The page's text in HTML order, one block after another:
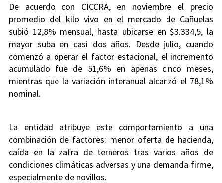
De acuerdo con CICCRA, en noviembre el precio
promedio del kilo vivo en el mercado de Cañuelas
subió 12,8% mensual, hasta ubicarse en $3.334,5, la
mayor suba en casi dos años. Desde julio, cuando
comenzó a operar el factor estacional, el incremento
acumulado fue de 51,6% en apenas cinco meses,
mientras que la variación interanual alcanzó el 78,1%
nominal.
La entidad atribuye este comportamiento a una
combinación de factores: menor oferta de hacienda,
caída en la zafra de terneros tras varios años de
condiciones climáticas adversas y una demanda firme,
especialmente de novillos.